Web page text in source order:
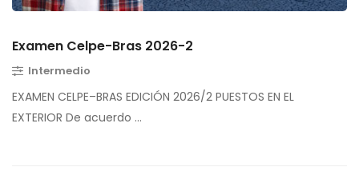
Examen Celpe-Bras 2026-2
Intermedio
EXAMEN CELPE–BRAS EDICIÓN 2026/2 PUESTOS EN EL
EXTERIOR De acuerdo …